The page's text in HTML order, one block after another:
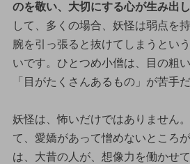
のを敬い、大切にする心が生み出
して、多くの場合、妖怪は弱点を
腕を引っ張ると抜けてしまうとい
いです。ひとつめ小僧は、目の粗
「目がたくさんあるもの」が苦手
妖怪は、怖いだけではありません
て、愛嬌があって憎めないところ
は、大昔の人が、想像力を働かせ